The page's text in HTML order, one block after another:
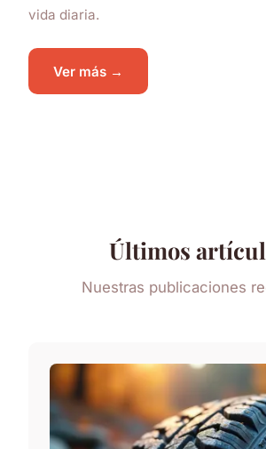
vida diaria.
Ver más →
Últimos
Nuestras publicaciones